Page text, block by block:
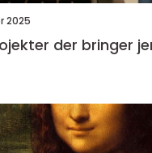
2025
der bringer